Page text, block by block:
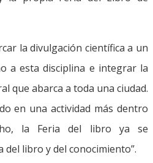
la divulgación científica a un
a esta disciplina e integrar la
que abarca a toda una ciudad.
en una actividad más dentro
la Feria del libro ya se
libro y del conocimiento”.